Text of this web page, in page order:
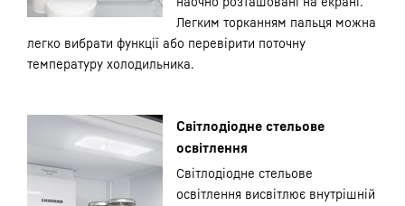
Легким торканням пальця можна
легко вибрати функції або перевірити поточну
температуру холодильника.
Світлодіодне стельове
освітлення
Світлодіодне стельове
освітлення висвітлює внутрішній